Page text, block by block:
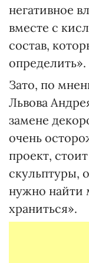
негативное
вместе с
состав,
определить».
Зато, по
Львова
замене
очень
проект,
скульптуры,
нужно найти
храниться».